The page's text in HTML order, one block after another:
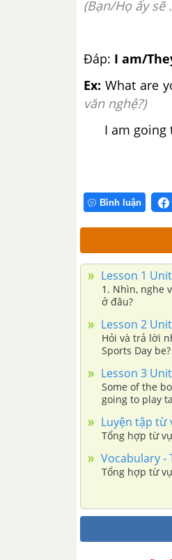
(Bạn/Họ ấy sẽ
Đáp: I am/
Ex: What are
văn nghệ?)
I am going
Bình luận
Lesson 1
1. Nhìn, nghe và lặp lại. a) I'm looking for Phong.
ở đâu?
Lesson 2
Hỏi và trả lời
Sports Day
Lesson 3
Some of the
going to play
Luyện tập từ
Tổng hợp từ
Vocabulary -
Tổng hợp từ